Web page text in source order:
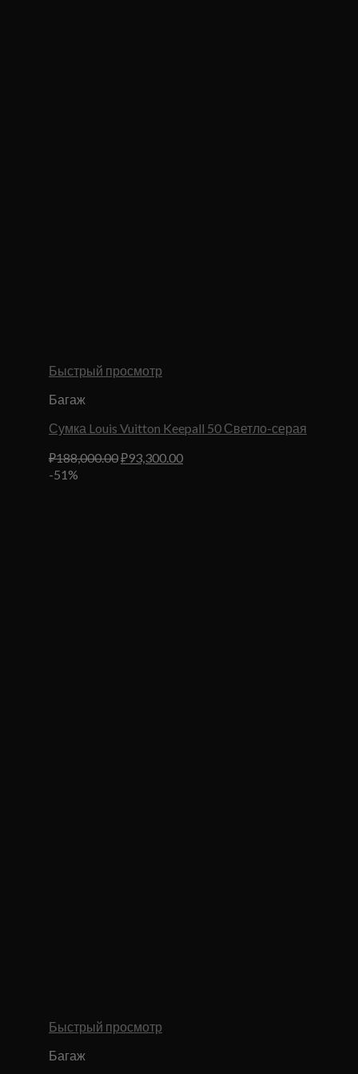
Быстрый просмотр
Багаж
Сумка Louis Vuitton Keepall 50 Светло-серая
₽188,000.00Первоначальная
₽93,300.00Текущая
-51%
Быстрый просмотр
Багаж